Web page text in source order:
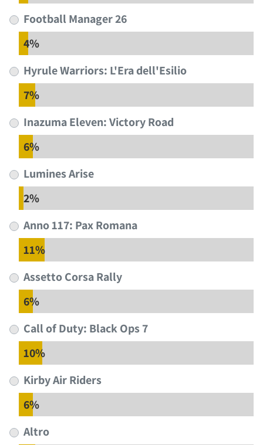
Football Manager 26
4%
Hyrule Warriors: L'Era dell'Esilio
7%
Inazuma Eleven: Victory Road
6%
Lumines Arise
2%
Anno 117: Pax Romana
11%
Assetto Corsa Rally
6%
Call of Duty: Black Ops 7
10%
Kirby Air Riders
6%
Altro